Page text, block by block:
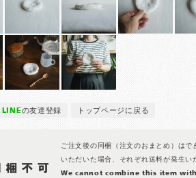
LINEの友達登録 トップページに戻る
ご注文後の同梱（注文のおまとめ）はで
いただいた場合、それぞれ送料が発生い
We cannot combine this item